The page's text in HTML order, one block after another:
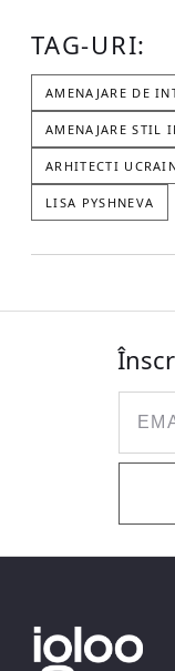
TAG-URI:
AMENAJARE DE
AMENAJARE STIL
ARHITECTI
LISA PYSHNEVA